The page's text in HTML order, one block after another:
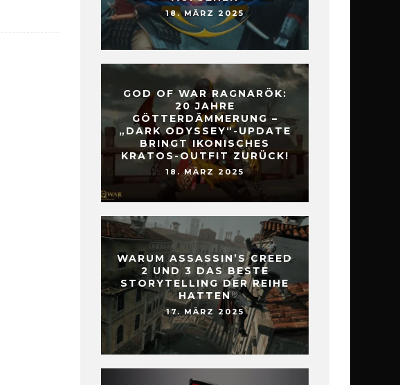
18. MÄRZ 2025
GOD OF WAR RAGNARÖK:
20 JAHRE
GÖTTERDÄMMERUNG –
„DARK ODYSSEY“-UPDATE
BRINGT IKONISCHES
KRATOS-OUTFIT ZURÜCK!
18. MÄRZ 2025
WARUM ASSASSIN’S CREED
2 UND 3 DAS BESTE
STORYTELLING DER REIHE
HATTEN
17. MÄRZ 2025